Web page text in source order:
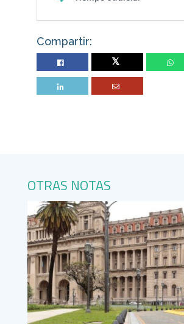
Compartir:
Twitter
OTRAS NOTAS